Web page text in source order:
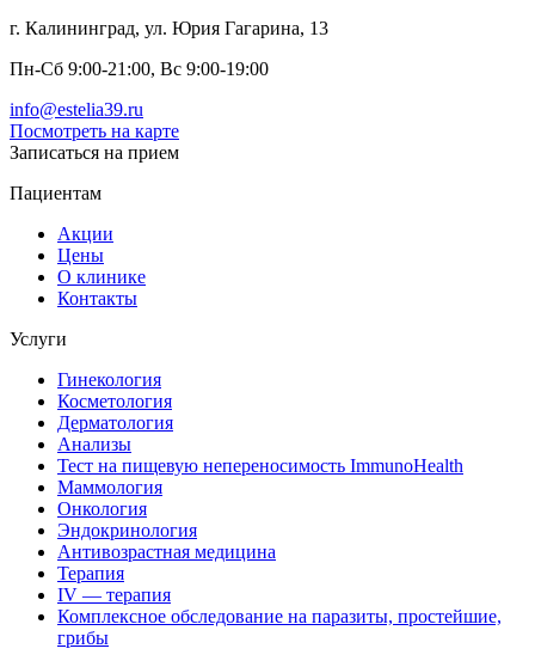
г. Калининград, ул. Юрия Гагарина, 13
Пн-Сб 9:00-21:00, Вс 9:00-19:00
info@estelia39.ru
Посмотреть на карте
Записаться на прием
Пациентам
Акции
Цены
О клинике
Контакты
Услуги
Гинекология
Косметология
Дерматология
Анализы
Тест на пищевую непереносимость ImmunoHealth
Маммология
Онкология
Эндокринология
Антивозрастная медицина
Терапия
IV — терапия
Комплексное обследование на паразиты, простейшие,
грибы